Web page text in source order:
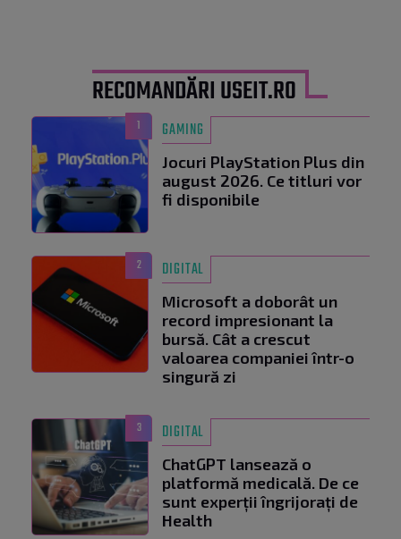
RECOMANDĂRI USEIT.RO
1 GAMING
Jocuri PlayStation Plus din
august 2026. Ce titluri vor
fi disponibile
2 DIGITAL
Microsoft a doborât un
record impresionant la
bursă. Cât a crescut
valoarea companiei într-o
singură zi
3 DIGITAL
ChatGPT lansează o
platformă medicală. De ce
sunt experții îngrijorați de
Health